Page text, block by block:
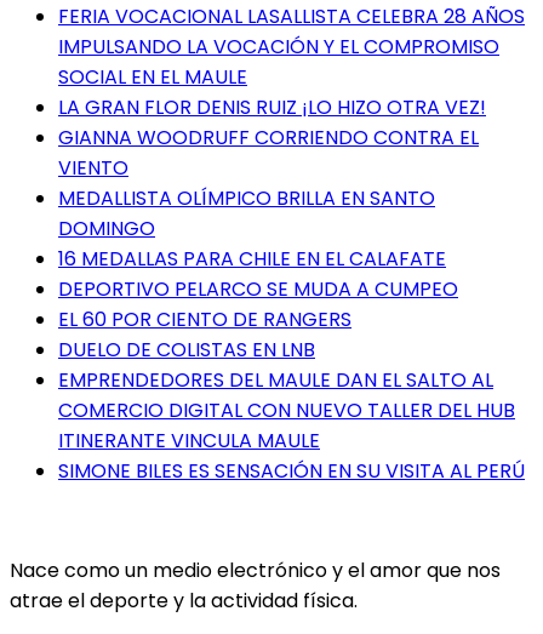
FERIA VOCACIONAL LASALLISTA CELEBRA 28 AÑOS
IMPULSANDO LA VOCACIÓN Y EL COMPROMISO
SOCIAL EN EL MAULE
LA GRAN FLOR DENIS RUIZ ¡LO HIZO OTRA VEZ!
GIANNA WOODRUFF CORRIENDO CONTRA EL
VIENTO
MEDALLISTA OLÍMPICO BRILLA EN SANTO
DOMINGO
16 MEDALLAS PARA CHILE EN EL CALAFATE
DEPORTIVO PELARCO SE MUDA A CUMPEO
EL 60 POR CIENTO DE RANGERS
DUELO DE COLISTAS EN LNB
EMPRENDEDORES DEL MAULE DAN EL SALTO AL
COMERCIO DIGITAL CON NUEVO TALLER DEL HUB
ITINERANTE VINCULA MAULE
SIMONE BILES ES SENSACIÓN EN SU VISITA AL PERÚ
Nace como un medio electrónico y el amor que nos
atrae el deporte y la actividad física.